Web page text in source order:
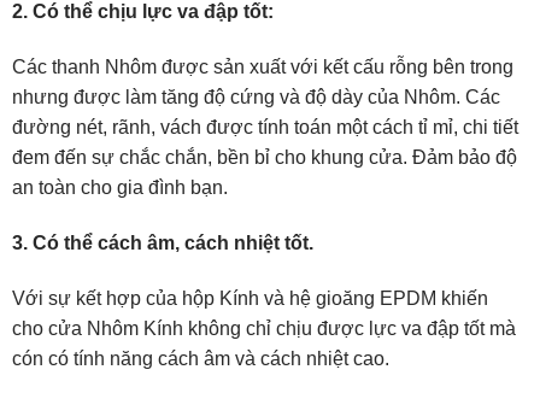
2. Có thể chịu lực va đập tốt:
Các thanh Nhôm được sản xuất với kết cấu rỗng bên trong
nhưng được làm tăng độ cứng và độ dày của Nhôm. Các
đường nét, rãnh, vách được tính toán một cách tỉ mỉ, chi tiết
đem đến sự chắc chắn, bền bỉ cho khung cửa. Đảm bảo độ
an toàn cho gia đình bạn.
3. Có thể cách âm, cách nhiệt tốt.
Với sự kết hợp của hộp Kính và hệ gioăng EPDM khiến
cho cửa Nhôm Kính không chỉ chịu được lực va đập tốt mà
cón có tính năng cách âm và cách nhiệt cao.